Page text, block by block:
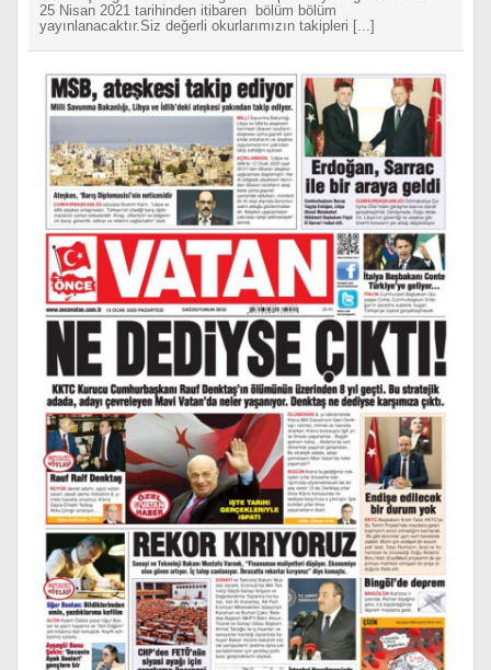
25 Nisan 2021 tarihinden itibaren bölüm bölüm
yayınlanacaktır.Siz değerli okurlarımızın takipleri [...]